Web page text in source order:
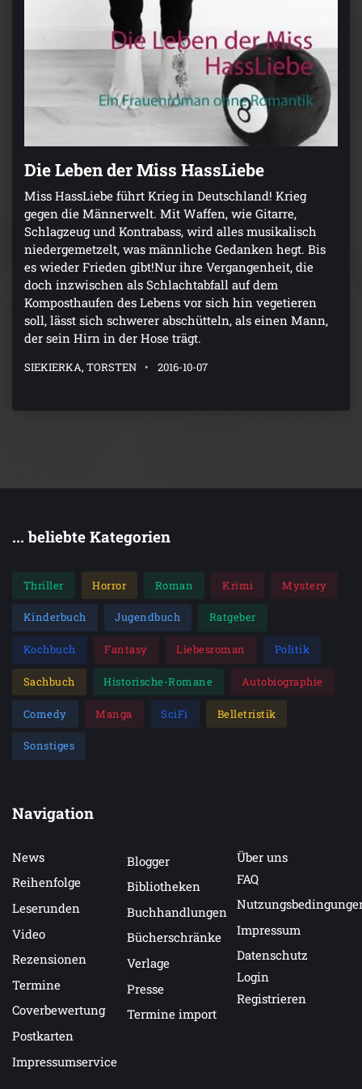
Die Leben der Miss HassLiebe
Miss HassLiebe führt Krieg in Deutschland! Krieg
gegen die Männerwelt. Mit Waffen, wie Gitarre,
Schlagzeug und Kontrabass, wird alles musikalisch
niedergemetzelt, was männliche Gedanken hegt. Bis
es wieder Frieden gibt!Nur ihre Vergangenheit, die
doch inzwischen als Schlachtabfall auf dem
Komposthaufen des Lebens vor sich hin vegetieren
soll, lässt sich schwerer abschütteln, als einen Mann,
der sein Hirn in der Hose trägt.
SIEKIERKA, TORSTEN 2016-10-07
... beliebte Kategorien
Thriller Horror Roman Krimi Mystery
Kinderbuch Jugendbuch Ratgeber
Kochbuch Fantasy Liebesroman Politik
Sachbuch Historische-Romane Autobiographie
Comedy Manga SciFi Belletristik
Sonstiges
Navigation
News
Reihenfolge
Leserunden
Video
Rezensionen
Termine
Coverbewertung
Postkarten
Impressumservice
Blogger
Bibliotheken
Buchhandlungen
Bücherschränke
Verlage
Presse
Termine import
Über uns
FAQ
Impressum
Datenschutz
Login
Registrieren